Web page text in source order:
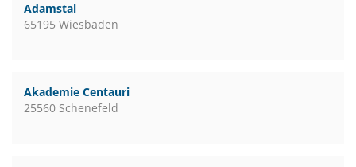
Adamstal
65195 Wiesbaden
Akademie Centauri
25560 Schenefeld